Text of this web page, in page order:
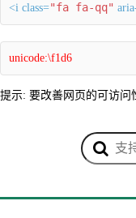
<i class="fa fa-qq"
unicode:\f1d6
提示: 要改善网页的可访问